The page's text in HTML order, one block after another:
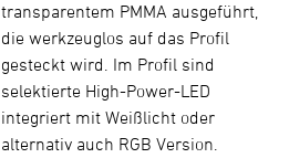
transparentem PMMA ausgeführt,
die werkzeuglos auf das Profil
gesteckt wird. Im Profil sind
selektierte High-Power-LED
integriert mit Weißlicht oder
alternativ auch RGB Version.